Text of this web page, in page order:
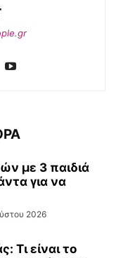
με 3 παιδιά
για να
2026
Τι είναι το